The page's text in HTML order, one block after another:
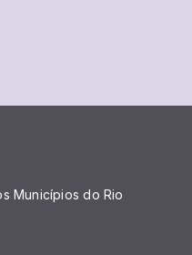
Municípios do Rio